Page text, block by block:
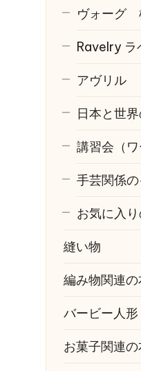
ヴォーグ
Ravelry ラ
アヴリル
日本と世
講習会（ワ
手芸関係
お気に入
縫い物
編み物関連の
バービー人形
お菓子関連の